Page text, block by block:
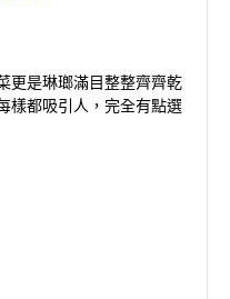
更是琳瑯滿目整整齊齊乾
樣都吸引人，完全有點選